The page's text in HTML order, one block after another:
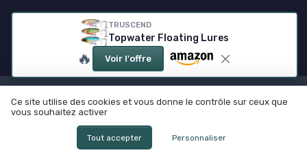
TRUSCEND
Topwater Floating Lures
🔥 Voir l'offre
Canne à peche
Mentions légales
Politique de confidentialité
Ce site utilise des cookies et vous donne le contrôle sur ceux que
vous souhaitez activer
Tout accepter Personnaliser